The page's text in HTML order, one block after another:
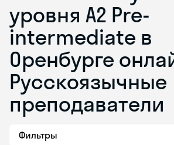
уровня A2 Pre-
intermediate в
Оренбурге
Русскоязычные
преподаватели
Фильтры
Skyeng Chat